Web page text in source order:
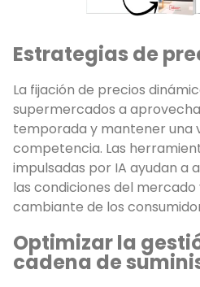
Estrategias de
La fijación de precios
supermercados a
temporada y mantener una
competencia. Las
impulsadas por IA ayudan a
las condiciones del
cambiante de los
Optimizar la
cadena de